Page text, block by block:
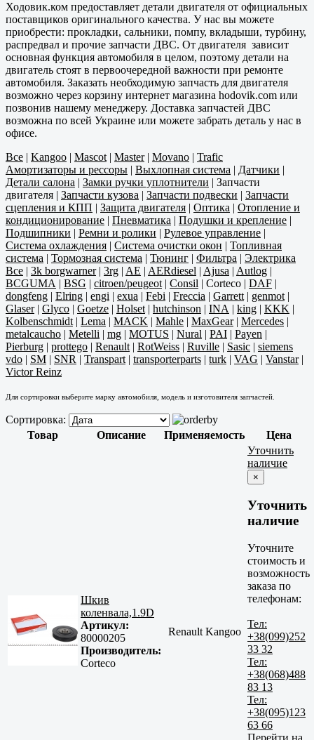
Ходовик.ком предоставляет детали двигателя от официальных
поставщиков оригинального качества. У нас вы можете
приобрести: прокладки, сальники, помпу, вкладыши, турбину,
распредвал и прочие запчасти ДВС. От двигателя зависит
основная функция автомобиля в целом, поэтому детали на
двигатель стоят в первоочередной важности при ремонте
автомобиля. Заказать необходимую запчасть для двигателя
возможно через корзину интернет магазина hodovik.com или
позвонив нашему менеджеру. Доставка запчастей ДВС
возможна по всей Украине или можете забрать деталь у нас в
офисе.
Все | Kangoo | Mascot | Master| Movano | Trafic
Амортизаторы и рессоры | Выхлопная система | Датчики |
Детали салона | Замки ручки уплотнители | Запчасти
двигателя | Запчасти кузова | Запчасти подвески | Запчасти
сцепления и КПП | Защита двигателя | Оптика | Отопление и
кондиционирование | Пневматика | Подушки и крепление |
Подшипники | Ремни и ролики | Рулевое управление |
Система охлаждения | Система очистки окон | Топливная
система | Тормозная система | Тюнинг | Фильтра | Электрика
Все | 3k borgwarner| 3rg | AE | AERdiesel | Ajusa | Autlog |
BCGUMA | BSG | citroen/peugeot | Consil | Corteco | DAF |
dongfeng | Elring | engi | exua | Febi | Freccia | Garrett | genmot |
Glaser| Glyco | Goetze | Holset | hutchinson | INA | king | KKK |
Kolbenschmidt | Lema | MACK | Mahle | MaxGear| Mercedes |
metalcaucho | Metelli | mg | MOTUS | Nural | PAI | Payen |
Pierburg | prottego | Renault | RotWeiss | Ruville | Sasic | siemens
vdo | SM | SNR | Transpart | transporterparts | turk | VAG | Vanstar|
Victor Reinz
Для сортировки выберите марку автомобиля, модель и изготовителя запчастей.
Сортировка:
Товар
Описание Применяемость Цена
Шкив
коленвала,1.9D
Артикул:
80000205
Производитель:
Corteco
Renault Kangoo
Уточнить
наличие
×
Уточнить
наличие
Уточните
стоимость и
возможность
заказа по
телефонам:
Тел:
+38(099)252
33 32
Тел:
+38(068)488
83 13
Тел:
+38(095)123
63 66
Перейти на